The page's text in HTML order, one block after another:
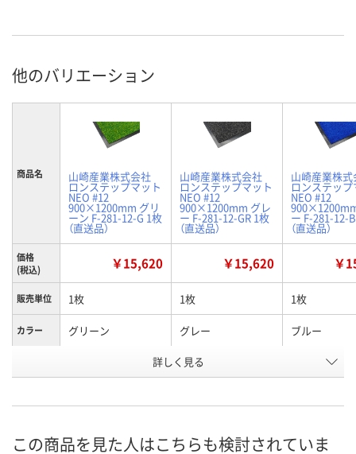
他のバリエーション
商品名 山崎産業株式会社
ロンステップマット
NEO #12
900×1200mm グリ
ーン F-281-12-G 1枚
（直送品）
山崎産業株式会社
ロンステップマット
NEO #12
900×1200mm グレ
ー F-281-12-GR 1枚
（直送品）
山崎産業株式
ロンステッ
NEO #12
ー F-281-12-
（直送品）
価格
(税込)
￥15,620 ￥15,620 ￥
販売単位 1枚 1枚 1枚
カラー グリーン グレー ブルー
WNU7346 WNU7344
8月26日（水）まで
詳しく見る
この商品を見た人はこちらも検討されていま